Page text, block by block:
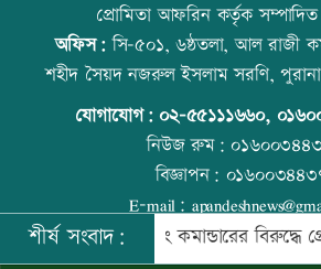
ইলিয়াস আলী গুম:
পরোয়ানা
আইসাকা ঢাকা
আজাদ,
আজ দেশে স্বর্ণের
রাজধানীতে ট্রেনের
প্রোমিতা আফরিন কর্তৃক
অফিস:সি-৫০১, ৬ষ্ঠতলা, আল রাজী
শহীদ সৈয়দ নজরুল ইসলাম সরণি,
যোগাযোগ: ০২-৫৫১১১৬৬০,
নিউজ রুম:
বিজ্ঞাপন:
E-mail:
©২০২৬ |আপন দেশ ডটকমকর্তৃক
শীর্ষ সংবাদ:
উইং কমান্ডারের বিরুদ্ধে গ্রেফতারি